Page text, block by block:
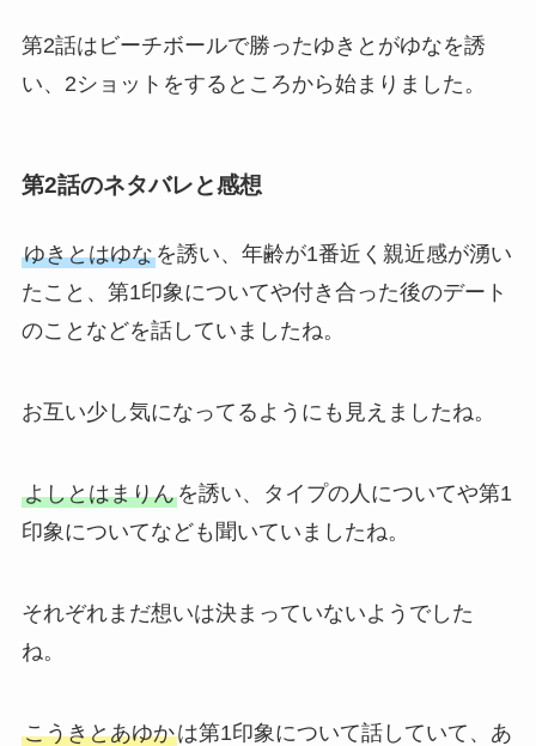
第2話はビーチボールで勝ったゆきとがゆなを誘
い、2ショットをするところから始まりました。
第2話のネタバレと感想
ゆきとはゆなを誘い、年齢が1番近く親近感が湧い
たこと、第1印象についてや付き合った後のデート
のことなどを話していましたね。
お互い少し気になってるようにも見えましたね。
よしとはまりんを誘い、タイプの人についてや第1
印象についてなども聞いていましたね。
それぞれまだ想いは決まっていないようでした
ね。
こうきとあゆかは第1印象について話していて、あ